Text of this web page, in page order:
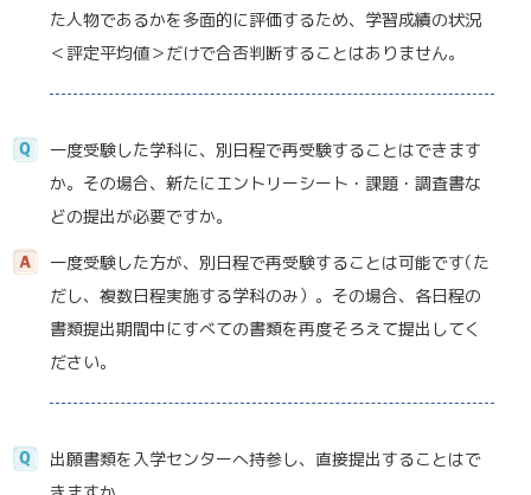
た人物であるかを多面的に評価するため、学習成績の状況
＜評定平均値＞だけで合否判断することはありません。
一度受験した学科に、別日程で再受験することはできます
か。その場合、新たにエントリーシート・課題・調査書な
どの提出が必要ですか。
一度受験した方が、別日程で再受験することは可能です（た
だし、複数日程実施する学科のみ）。その場合、各日程の
書類提出期間中にすべての書類を再度そろえて提出してく
ださい。
出願書類を入学センターへ持参し、直接提出することはで